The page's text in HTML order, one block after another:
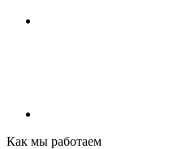
Как мы работаем